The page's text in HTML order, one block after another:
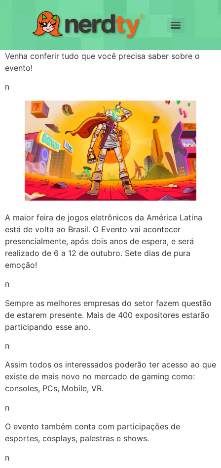
Venha conferir tudo que você precisa saber sobre o
evento!
n
A maior feira de jogos eletrônicos da América Latina
está de volta ao Brasil. O Evento vai acontecer
presencialmente, após dois anos de espera, e será
realizado de 6 a 12 de outubro. Sete dias de pura
emoção!
n
Sempre as melhores empresas do setor fazem questão
de estarem presente. Mais de 400 expositores estarão
participando esse ano.
n
Assim todos os interessados poderão ter acesso ao que
existe de mais novo no mercado de gaming como:
consoles, PCs, Mobile, VR.
n
O evento também conta com participações de
esportes, cosplays, palestras e shows.
n